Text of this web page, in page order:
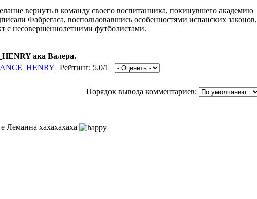
вернуть в команду своего воспитанника, покинувшего академию
Фабрегаса, воспользовавшись особенностями испанских законов,
с несовершеннолетними футболистами.
ака Валера.
| Рейтинг: 5.0/1 |
Порядок вывода комментариев:
Леманна хахахахаха